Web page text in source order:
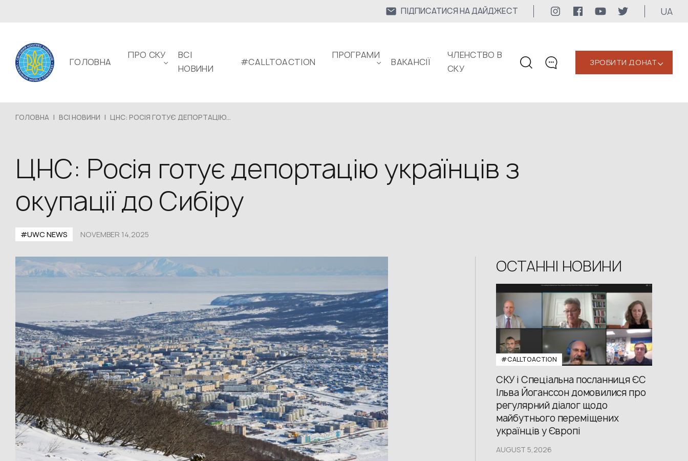
ПІДПИСАТИСЯ НА ДАЙДЖЕСТ UA
ГОЛОВНА
ПРО СКУ
ВСІ
НОВИНИ
#CALLTOACTION
ПРОГРАМИ
ВАКАНСІЇ
ЧЛЕНСТВО В
СКУ
КОНТАКТИ
Для медіа
ЗРОБИТИ ДОНАТ‹
ГОЛОВНА | ВСІ НОВИНИ | ЦНС: РОСІЯ ГОТУЄ ДЕПОРТАЦІЮ...
ЦНС: Росія готує депортацію українців з
окупації до Сибіру
#UWС NEWS NOVEMBER 14,2025
ОСТАННІ НОВИНИ
#CALLTOACTION
СКУ і Спеціальна посланниця ЄС
Ільва Йоганссон домовилися про
регулярний діалог щодо
майбутнього переміщених
українців у Європі
AUGUST 5,2026